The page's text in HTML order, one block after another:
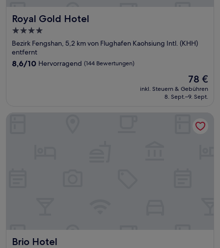
Royal Gold Hotel
Royal Gold Hotel
4.0-
Sterne-
Unterkunft
Bezirk Fengshan, 5,2 km von Flughafen Kaohsiung Intl. (KHH)
entfernt
8.6
8,6/10 Hervorragend (144 Bewertungen)
Der
Preis
beträgt
78 €
inkl. Steuern & Gebühren
8. Sept.–9. Sept.
Brio Hotel
Brio Hotel